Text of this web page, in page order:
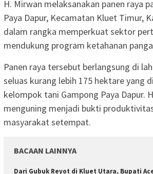
H. Mirwan melaksanakan panen raya
Paya Dapur, Kecamatan Kluet Timur,
dalam rangka memperkuat sektor
mendukung program ketahanan
Panen raya tersebut berlangsung di
seluas kurang lebih 175 hektare yang
kelompok tani Gampong Paya Dapur.
menguning menjadi bukti
masyarakat setempat.
BACAAN LAINNYA
Dari Gubuk Reyot di Kluet Utara, Bupati